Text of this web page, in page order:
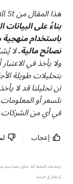
هذا المقال من Simply Wall St ذو طبيعة عامة.
بناءً على
باستخدام منهجية
نصائح مالية.لا
ولا يأخذ في
بتحليلات طويلة
أن تحليلنا قد لا
في أي من الشركات
إعجاب
ترجمة هذه الصفحة آلية. تحاول منصة سهم
أو إغفال في الترجمة.